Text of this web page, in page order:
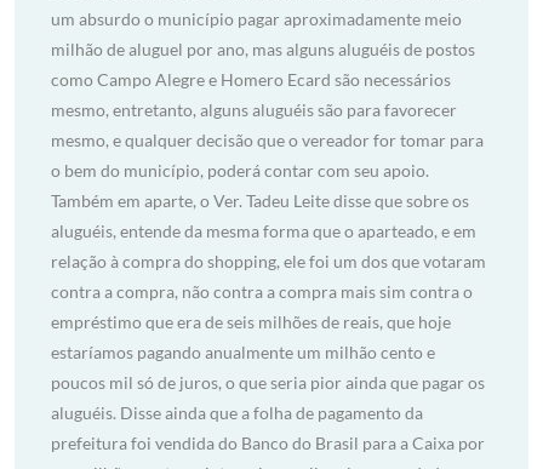
um absurdo o município pagar aproximadamente meio
milhão de aluguel por ano, mas alguns aluguéis de postos
como Campo Alegre e Homero Ecard são necessários
mesmo, entretanto, alguns aluguéis são para favorecer
mesmo, e qualquer decisão que o vereador for tomar para
o bem do município, poderá contar com seu apoio.
Também em aparte, o Ver. Tadeu Leite disse que sobre os
aluguéis, entende da mesma forma que o aparteado, e em
relação à compra do shopping, ele foi um dos que votaram
contra a compra, não contra a compra mais sim contra o
empréstimo que era de seis milhões de reais, que hoje
estaríamos pagando anualmente um milhão cento e
poucos mil só de juros, o que seria pior ainda que pagar os
aluguéis. Disse ainda que a folha de pagamento da
prefeitura foi vendida do Banco do Brasil para a Caixa por